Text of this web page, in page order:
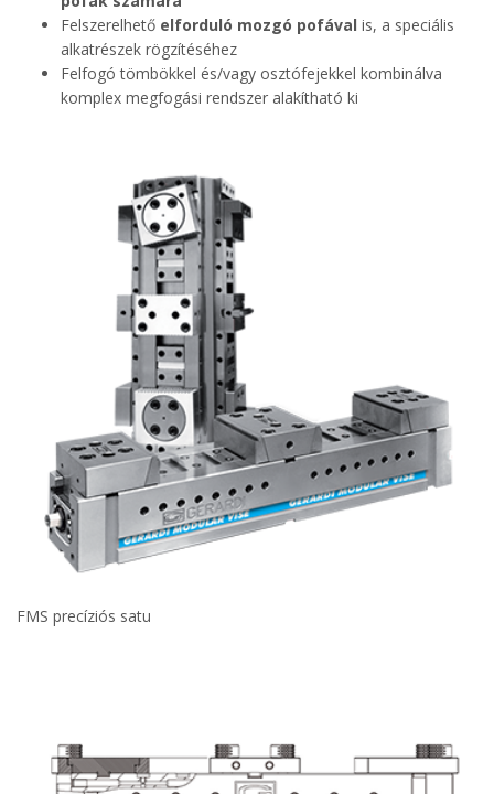
Felszerelhető elforduló mozgó pofával is, a speciális
alkatrészek rögzítéséhez
Felfogó tömbökkel és/vagy osztófejekkel kombinálva
komplex megfogási rendszer alakítható ki
FMS precíziós satu